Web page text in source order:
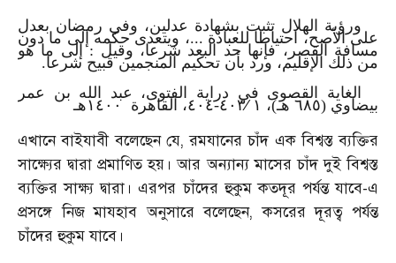
ورؤية الهلال تثبت بشهادة عدلين، وفي رمضان بعدل
على الأصح، احتياطا للعبادة ...، ويتعدى حكمه إلى ما دون
مسافة القصر، فإنها حد البعد شرعا، وقيل : إلى ما هو
من ذلك الإقليم، ورد بأن تحكيم المنجمين قبيح شرعا.
الغاية القصوى في دراية الفتوى، عبد الله بن عمر
بيضاوي (٦٨٥ هـ)، ١ ⁄٤٠٣-٤٠٤، القاهرة ١٤٠٠هـ
এখানে বাইযাবী বলেছেন যে, রমযানের চাঁদ এক বিশ্বস্ত ব্যক্তির
সাক্ষ্যের দ্বারা প্রমাণিত হয়। আর অন্যান্য মাসের চাঁদ দুই বিশ্বস্ত
ব্যক্তির সাক্ষ্য দ্বারা। এরপর চাঁদের হুকুম কতদূর পর্যন্ত যাবে-এ
প্রসঙ্গে নিজ মাযহাব অনুসারে বলেছেন, কসরের দূরত্ব পর্যন্ত
চাঁদের হুকুম যাবে।